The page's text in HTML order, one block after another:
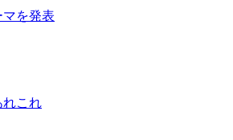
を発表
れこれ